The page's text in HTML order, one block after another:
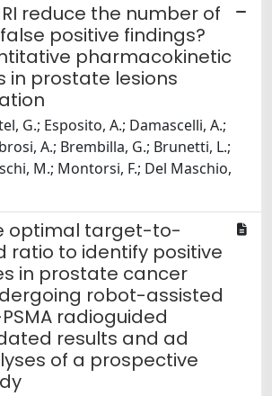
reduce the number of
false positive findings?
pharmacokinetic
in prostate lesions
G.; Esposito, A.; Damascelli, A.;
A.; Brembilla, G.; Brunetti, L.;
M.; Montorsi, F.; Del Maschio,
optimal target-to-
ratio to identify positive
in prostate cancer
robot-assisted
radioguided
results and ad
of a prospective